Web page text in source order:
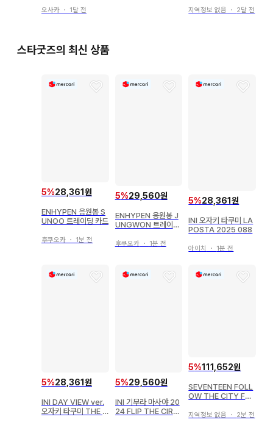
오사카 ・ 1달 전 지역정보 없음 ・ 2달 전
스타굿즈의 최신 상품
5%28,361원
ENHYPEN 응원봉 S
UNOO 트레이딩 카드
후쿠오카 ・ 1분 전
5%29,560원
ENHYPEN 응원봉 J
UNGWON 트레이딩
후쿠오카・ 1분 전
5%28,361원
INI 오자키 타쿠미 LA
POSTA 2025 088
아이치 ・ 1분 전
5%28,361원
INI DAY VIEW ver.
오자키 타쿠미 THE V
5%29,560원
INI 기무라 마사야 20
24 FLIP THE CIRC
5%111,652원
SEVENTEEN FOLL
OW THE CITY FUK
지역정보 없음 ・ 2분 전